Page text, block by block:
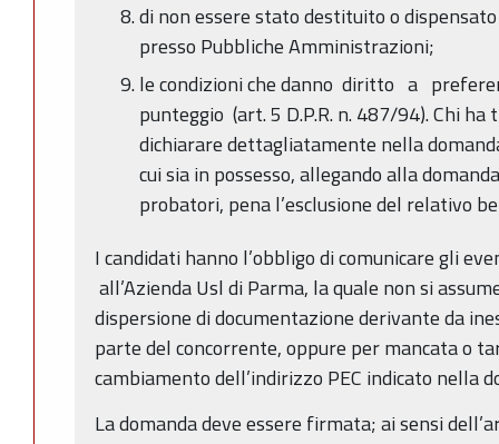
di non essere stato destituito o
presso Pubbliche Amministrazioni;
le condizioni che danno diritto a
punteggio (art. 5 D.P.R. n. 487/94). Chi
dichiarare dettagliatamente nella
cui sia in possesso, allegando alla
probatori, pena l’esclusione del relativo
I candidati hanno l’obbligo di comunicare gli
all’Azienda Usl di Parma, la quale non si
dispersione di documentazione derivante da
parte del concorrente, oppure per mancata o
cambiamento dell’indirizzo PEC indicato nella
La domanda deve essere firmata; ai sensi